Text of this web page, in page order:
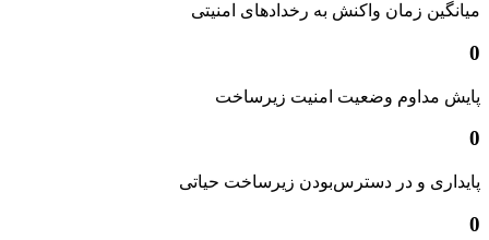
میانگین زمان واکنش به رخدادهای امنیتی
0
پایش مداوم وضعیت امنیت زیرساخت
0
پایداری و در دسترس‌بودن زیرساخت حیاتی
0